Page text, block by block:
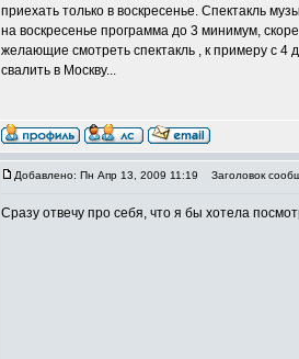
приехать только в воскресенье. Спектакль
на воскресенье программа до 3 минимум,
желающие смотреть спектакль , к примеру с 4
свалить в Москву...
Добавлено: Пн Апр 13, 2009 11:19 Заголовок
Сразу отвечу про себя, что я бы хотела